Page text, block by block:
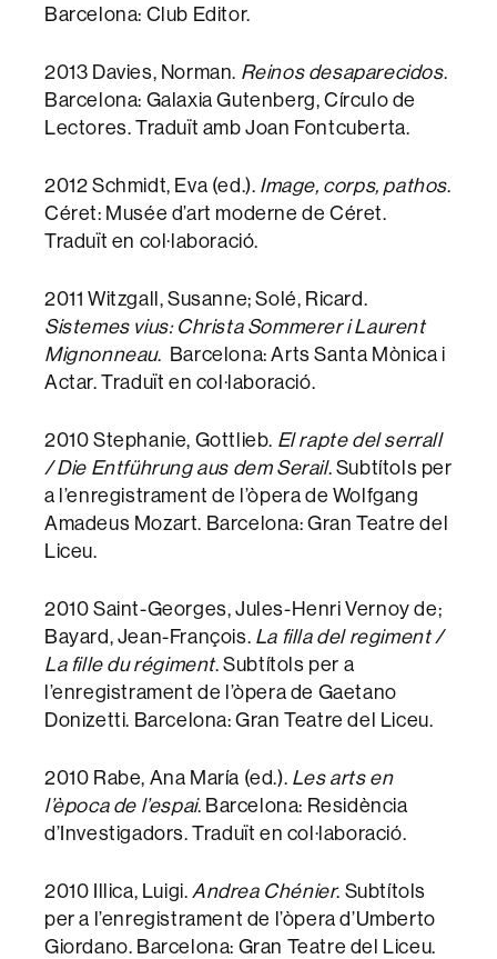
Barcelona: Club Editor.
2013 Davies, Norman. Reinos desaparecidos.
Barcelona: Galaxia Gutenberg, Círculo de
Lectores. Traduït amb Joan Fontcuberta.
2012 Schmidt, Eva (ed.). Image, corps, pathos.
Céret: Musée d’art moderne de Céret.
Traduït en col·laboració.
2011 Witzgall, Susanne; Solé, Ricard.
Sistemes vius: Christa Sommerer i Laurent
Mignonneau. Barcelona: Arts Santa Mònica i
Actar. Traduït en col·laboració.
2010 Stephanie, Gottlieb. El rapte del serrall
/ Die Entführung aus dem Serail. Subtítols per
a l’enregistrament de l’òpera de Wolfgang
Amadeus Mozart. Barcelona: Gran Teatre del
Liceu.
2010 Saint-Georges, Jules-Henri Vernoy de;
Bayard, Jean-François. La filla del regiment /
La fille du régiment. Subtítols per a
l’enregistrament de l’òpera de Gaetano
Donizetti. Barcelona: Gran Teatre del Liceu.
2010 Rabe, Ana María (ed.). Les arts en
l’època de l’espai. Barcelona: Residència
d’Investigadors. Traduït en col·laboració.
2010 Illica, Luigi. Andrea Chénier. Subtítols
per a l’enregistrament de l’òpera d’Umberto
Giordano. Barcelona: Gran Teatre del Liceu.